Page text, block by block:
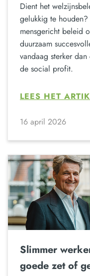
Dient het
gelukkig te
mensgericht beleid
duurzaam
vandaag sterker
de social profit.
LEES HET
16 april 2026
Slimmer
goede zet of